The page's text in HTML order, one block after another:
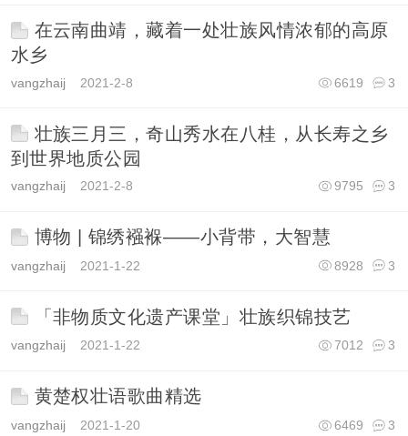
在云南曲靖，藏着一处壮族风情浓郁的高原
水乡
vangzhaij 2021-2-8 3
6619
壮族三月三，奇山秀水在八桂，从长寿之乡
到世界地质公园
vangzhaij 2021-2-8 3
9795
博物 | 锦绣襁褓——小背带，大智慧
vangzhaij 2021-1-22 3
8928
「非物质文化遗产课堂」壮族织锦技艺
vangzhaij 2021-1-22 3
7012
黄楚权壮语歌曲精选
vangzhaij 2021-1-20 3
6469